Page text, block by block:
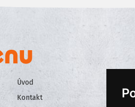
Úvod
Kontakt